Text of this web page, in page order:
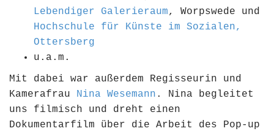
Lebendiger Galerieraum, Worpswede und
Hochschule für Künste im Sozialen,
Ottersberg
u.a.m.
Mit dabei war außerdem Regisseurin und
Kamerafrau Nina Wesemann . Nina begleitet
uns filmisch und dreht einen
Dokumentarfilm über die Arbeit des Pop-up